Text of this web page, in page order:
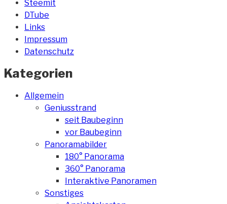
Steemit
DTube
Links
Impressum
Datenschutz
Kategorien
Allgemein
Geniusstrand
seit Baubeginn
vor Baubeginn
Panoramabilder
180° Panorama
360° Panorama
Interaktive Panoramen
Sonstiges